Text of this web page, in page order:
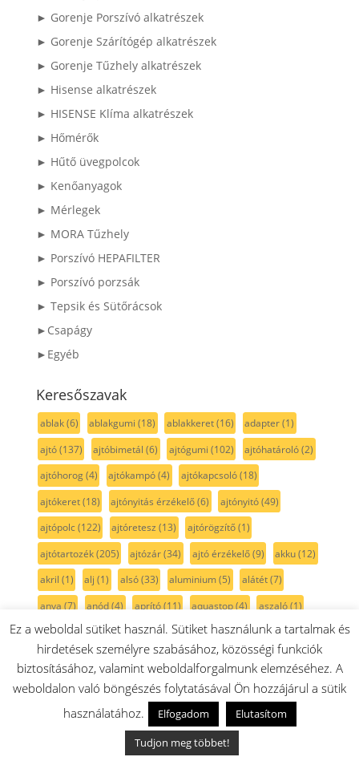
► Gorenje Porszívó alkatrészek
► Gorenje Szárítógép alkatrészek
► Gorenje Tűzhely alkatrészek
► Hisense alkatrészek
► HISENSE Klíma alkatrészek
► Hőmérők
► Hűtő üvegpolcok
► Kenőanyagok
► Mérlegek
► MORA Tűzhely
► Porszívó HEPAFILTER
► Porszívó porzsák
► Tepsik és Sütőrácsok
►Csapágy
►Egyéb
Keresőszavak
ablak(6) ablakgumi (18) ablakkeret(16) adapter(1)
ajtó(137) ajtóbimetál (6) ajtógumi (102) ajtóhatároló(2)
ajtóhorog(4) ajtókampó(4) ajtókapcsoló(18)
ajtókeret(18) ajtónyitás érzékelő(6) ajtónyitó(49)
ajtópolc(122) ajtóretesz (13) ajtórögzítő(1)
ajtótartozék(205) ajtózár(34) ajtó érzékelő(9) akku(12)
akril (1) alj (1) alsó(33) aluminium(5) alátét(7)
anya (7) anód(4) aprító(11) aquastop(4) aszaló(1)
bal oldali(15) befogó(1) befolyócső(5) bekötődoboz(9)
belső(30) belső cső(11) belső üveg(17) betét(7)
beépíthető(14) beépítési készlet(12) beőblítőszelep(2)
biztosíték(4) bojler(31) bolygókerék bordás szíj
borító(2) botmixer(16)
Ez a weboldal sütiket használ. Sütiket használunk a tartalmak és
hirdetések személyre szabásához, közösségi funkciók
biztosításához, valamint weboldalforgalmunk elemzéséhez. A
weboldalon való böngészés folytatásával Ön hozzájárul a sütik
használatához.
Elfogadom
Elutasítom
Tudjon meg többet!